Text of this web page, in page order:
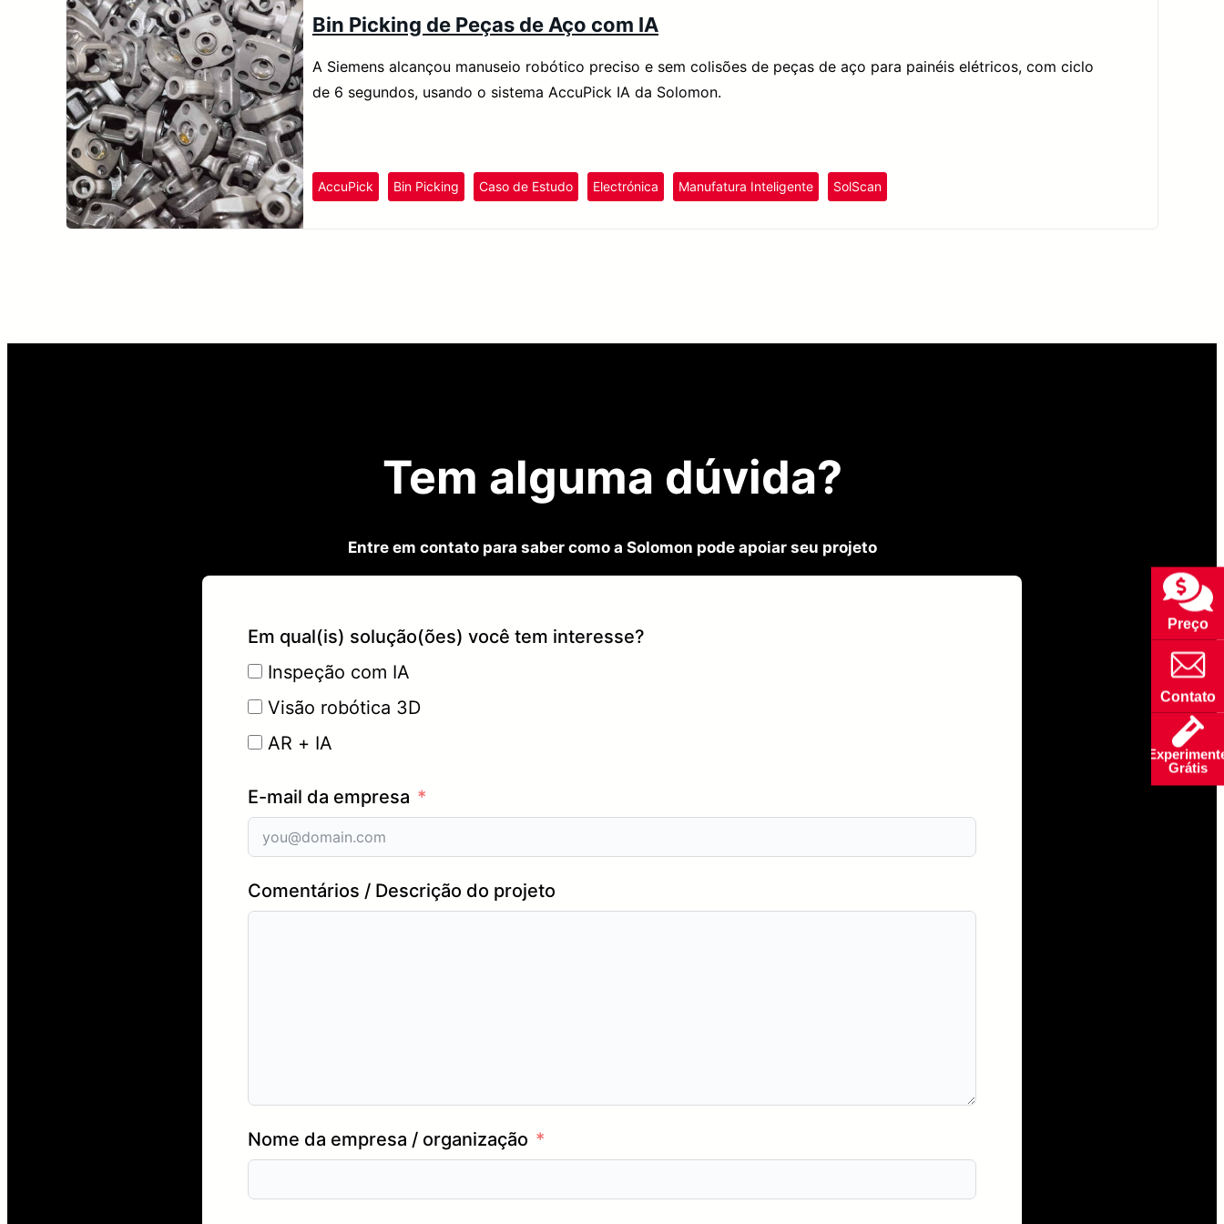
Bin Picking de Peças de Aço com IA
A Siemens alcançou manuseio robótico preciso e sem colisões de peças de aço para painéis elétricos, com ciclo
de 6 segundos, usando o sistema AccuPick IA da Solomon.
AccuPick Bin Picking Caso de Estudo Electrónica Manufatura Inteligente SolScan
Preço
Contato
Grátis
Tem alguma dúvida?
Entre em contato para saber como a Solomon pode apoiar seu projeto
Em qual(is) solução(ões) você tem interesse?
Inspeção com IA
Visão robótica 3D
AR + IA
E-mail da empresa
Comentários / Descrição do projeto
Nome da empresa / organização